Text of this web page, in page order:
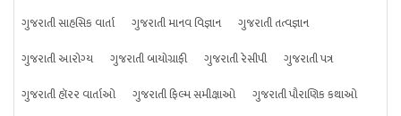
ગુજરાતી સાહસિક વાર્તા
ગુજરાતી માનવ વિજ્ઞાન
ગુજરાતી તત્વજ્ઞાન
ગુજરાતી આરોગ્ય
ગુજરાતી બાયોગ્રાફી ગુજરાતી રેસીપી
ગુજરાતી પત્ર
ગુજરાતી હૉરર વાર્તાઓ
ગુજરાતી ફિલ્મ સમીક્ષાઓ ગુજરાતી પૌરાણિક કથાઓ